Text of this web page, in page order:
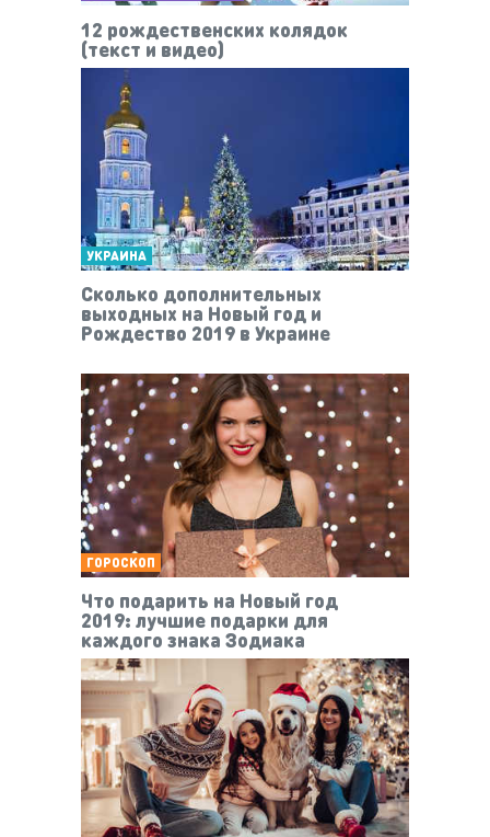
12 рождественских колядок
(текст и видео)
УКРАИНА
Сколько дополнительных
выходных на Новый год и
Рождество 2019 в Украине
ГОРОСКОП
Что подарить на Новый год
2019: лучшие подарки для
каждого знака Зодиака